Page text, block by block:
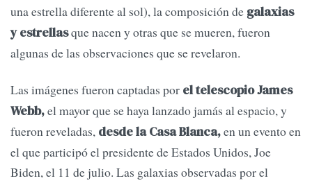
una estrella diferente al sol), la composición de galaxias
y estrellasque nacen y otras que se mueren, fueron
algunas de las observaciones que se revelaron.
Las imágenes fueron captadas por el telescopio James
Webb,el mayor que se haya lanzado jamás al espacio, y
fueron reveladas, desde la Casa Blanca,en un evento en
el que participó el presidente de Estados Unidos, Joe
Biden, el 11 de julio. Las galaxias observadas por el